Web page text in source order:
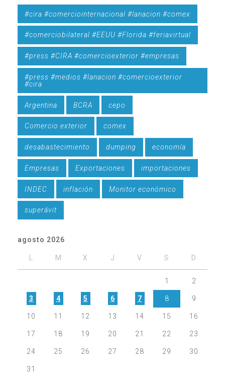
#cira #comerciointernacional #lanacion #comex
#comerciobilateral #EEUU #Florida #feriavirtual
#press #CIRA #comercioexterior #empresas
#press #medios #lanacion #comercioexterior
#cira
Argentina BCRA cepo
Comercio exterior comex
desabastecimiento dumping economía
Empresas Exportaciones importaciones
INDEC inflación Monitor económico
superávit
agosto 2026
L M X J V S D
1 2
3 4 5 6 7 8 9
10 11 12 13 14 15 16
17 18 19 20 21 22 23
24 25 26 27 28 29 30
31